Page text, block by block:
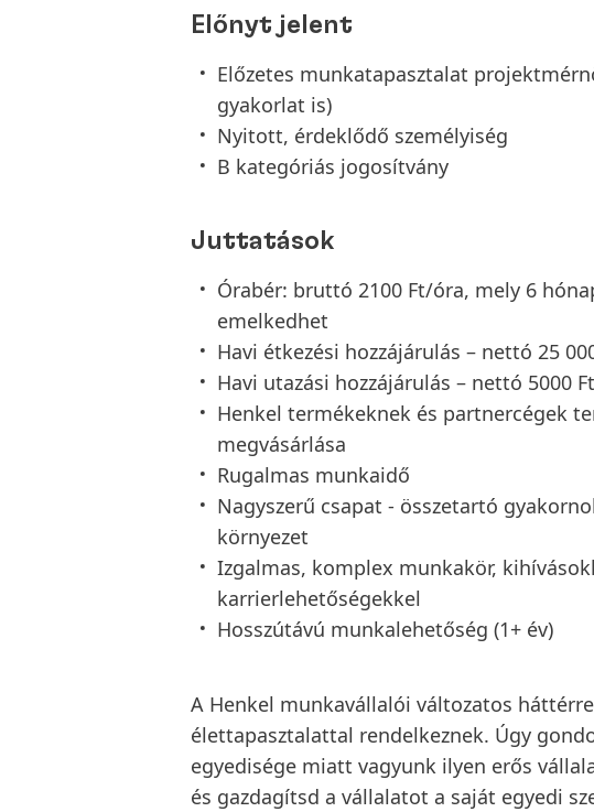
Előnyt jelent
Előzetes munkatapasztalat
gyakorlat is)
Nyitott, érdeklődő személyiség
B kategóriás jogosítvány
Juttatások
Órabér: bruttó 2100 Ft/óra, mely 6
emelkedhet
Havi étkezési hozzájárulás – nettó 25
Havi utazási hozzájárulás – nettó 5000 Ft
Henkel termékeknek és partnercégek
megvásárlása
Rugalmas munkaidő
Nagyszerű csapat - összetartó
környezet
Izgalmas, komplex munkakör,
karrierlehetőségekkel
Hosszútávú munkalehetőség (1+ év)
A Henkel munkavállalói változatos
élettapasztalattal rendelkeznek. Úgy
egyedisége miatt vagyunk ilyen erős
és gazdagítsd a vállalatot a saját egyedi